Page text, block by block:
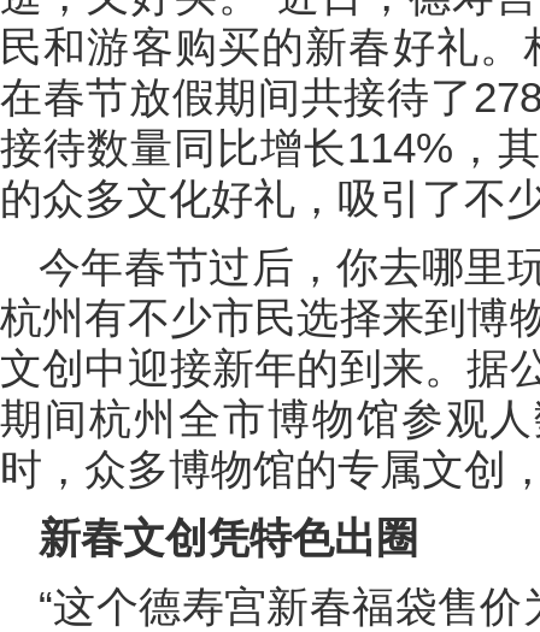
民和游客购买的新春好礼
在春节放假期间共接待了
接待数量同比增长114%，
的众多文化好礼，吸引了不
今年春节过后，你去哪里
杭州有不少市民选择来到博
文创中迎接新年的到来。据
期间杭州全市博物馆参观
时，众多博物馆的专属文创
新春文创凭特色出圈
“这个德寿宫新春福袋售